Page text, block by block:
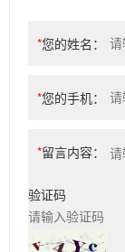
*您的姓名：
*您的手机：
*留言内容：
验证码